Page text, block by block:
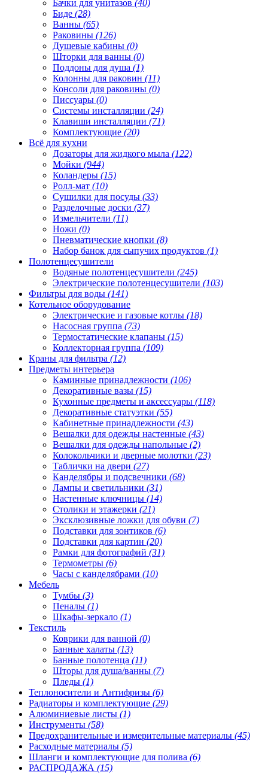
Бачки для унитазов (40)
Биде (28)
Ванны (65)
Раковины (126)
Душевые кабины (0)
Шторки для ванны (0)
Поддоны для душа (1)
Колонны для раковин (11)
Консоли для раковины (0)
Писсуары (0)
Системы инсталляции (24)
Клавиши инсталляции (71)
Комплектующие (20)
Всё для кухни
Дозаторы для жидкого мыла (122)
Мойки (944)
Коландеры (15)
Ролл-мат (10)
Сушилки для посуды (33)
Разделочные доски (37)
Измельчители (11)
Ножи (0)
Пневматические кнопки (8)
Набор банок для сыпучих продуктов (1)
Полотенцесушители
Водяные полотенцесушители (245)
Электрические полотенцесушители (103)
Фильтры для воды (141)
Котельное оборудование
Электрические и газовые котлы (18)
Насосная группа (73)
Термостатические клапаны (15)
Коллекторная группа (109)
Краны для фильтра (12)
Предметы интерьера
Каминные принадлежности (106)
Декоративные вазы (15)
Кухонные предметы и аксессуары (118)
Декоративные статуэтки (55)
Кабинетные принадлежности (43)
Вешалки для одежды настенные (43)
Вешалки для одежды напольные (2)
Колокольчики и дверные молотки (23)
Таблички на двери (27)
Канделябры и подсвечники (68)
Лампы и светильники (31)
Настенные ключницы (14)
Столики и этажерки (21)
Эксклюзивные ложки для обуви (7)
Подставки для зонтиков (6)
Подставки для картин (20)
Рамки для фотографий (31)
Термометры (6)
Часы с канделябрами (10)
Мебель
Тумбы (3)
Пеналы (1)
Шкафы-зеркало (1)
Текстиль
Коврики для ванной (0)
Банные халаты (13)
Банные полотенца (11)
Шторы для душа/ванны (7)
Пледы (1)
Теплоносители и Антифризы (6)
Радиаторы и комплектующие (29)
Алюминиевые листы (1)
Инструменты (58)
Предохранительные и измерительные материалы (45)
Расходные материалы (5)
Шланги и комплектующие для полива (6)
РАСПРОДАЖА (15)